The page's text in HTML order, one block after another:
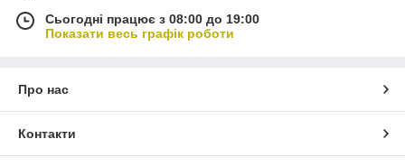
Сьогодні працює з 08:00 до 19:00
Показати весь графік роботи
Про нас
Контакти